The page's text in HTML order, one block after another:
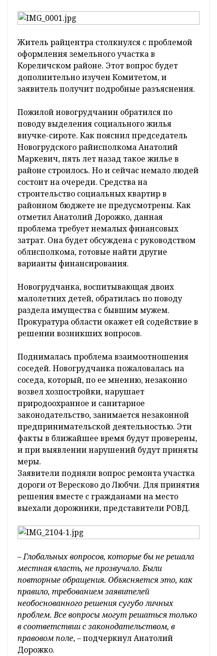
Житель райцентра столкнулся с проблемой
оформления земельного участка в
Кореличском районе. Этот вопрос будет
дополнительно изучен Комитетом, и
заявитель получит подробные разъяснения.
Пожилой новогрудчанин обратился по
поводу выделения социального жилья
внучке-сироте. Как пояснил председатель
Новогрудского райисполкома Анатолий
Маркевич, пять лет назад такое жилье в
районе строилось. Но и сейчас немало людей
состоит на очереди. Средства на
строительство социальных квартир в
районном бюджете не предусмотрены. Как
отметил Анатолий Дорожко, данная
проблема требует немалых финансовых
затрат. Она будет обсуждена с руководством
облисполкома, готовые найти другие
варианты финансирования.
Новогрудчанка, воспитывающая двоих
малолетних детей, обратилась по поводу
раздела имущества с бывшим мужем.
Прокуратура области окажет ей содействие в
решении возникших вопросов.
Поднималась проблема взаимоотношения
соседей. Новогрудчанка пожаловалась на
соседа, который, по ее мнению, незаконно
возвел хозпостройки, нарушает
природоохранное и санитарное
законодательство, занимается незаконной
предпринимательской деятельностью. Эти
факты в ближайшее время будут проверены,
и при выявлении нарушений будут приняты
меры.
Заявители подняли вопрос ремонта участка
дороги от Вересково до Любчи. Для принятия
решения вместе с гражданами на место
выехали дорожники, представители РОВД.
–Глобальных вопросов, которые бы не решала
местная власть, не прозвучало. Были
повторные обращения. Объясняется это, как
правило, требованием заявителей
необоснованного решения сугубо личных
проблем. Все вопросы могут решаться только
в соответствии с законодательством, в
правовом поле, – подчеркнул Анатолий
Дорожко.